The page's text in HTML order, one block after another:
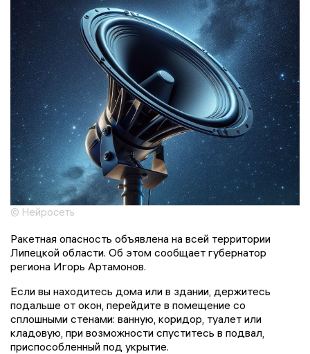
© Нейросеть
Ракетная опасность объявлена на всей территории
Липецкой области. Об этом сообщает губернатор
региона Игорь Артамонов.
Если вы находитесь дома или в здании, держитесь
подальше от окон, перейдите в помещение со
сплошными стенами: ванную, коридор, туалет или
кладовую, при возможности спуститесь в подвал,
приспособленный под укрытие.